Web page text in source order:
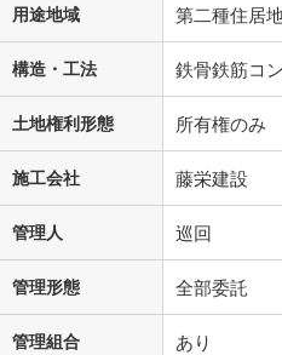
用途地域 第二種住居
構造・工法 鉄骨鉄筋コ
土地権利形態 所有権のみ
施工会社 藤栄建設
管理人 巡回
管理形態 全部委託
管理組合 あり